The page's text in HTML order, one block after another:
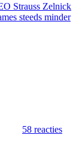
Strauss Zelnick
steeds minder
58 reacties